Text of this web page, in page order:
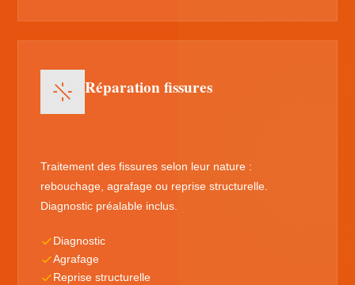
Réparation fissures
Traitement des fissures selon leur nature :
rebouchage, agrafage ou reprise structurelle.
Diagnostic préalable inclus.
Diagnostic
Agrafage
Reprise structurelle